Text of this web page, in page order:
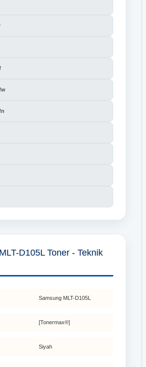
D105L Toner - Teknik
Samsung MLT-D105L
[Tonermax®]
Siyah